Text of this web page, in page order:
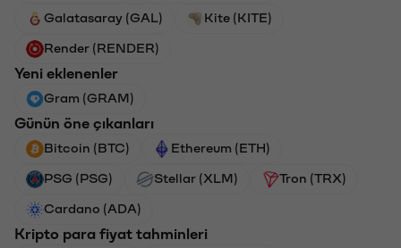
Galatasaray (GAL) Kite (KITE)
Render (RENDER)
Yeni eklenenler
Gram (GRAM)
Günün öne çıkanları
Bitcoin (BTC) Ethereum (ETH)
PSG (PSG) Stellar (XLM) Tron (TRX)
Cardano (ADA)
Kripto para fiyat tahminleri